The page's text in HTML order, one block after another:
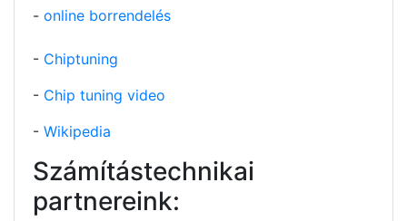
- online borrendelés
- Chiptuning
- Chip tuning video
- Wikipedia
Számítástechnikai
partnereink: